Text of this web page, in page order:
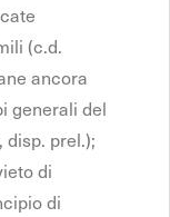
(c.d.
ancora
generali del
prel.);
di
di